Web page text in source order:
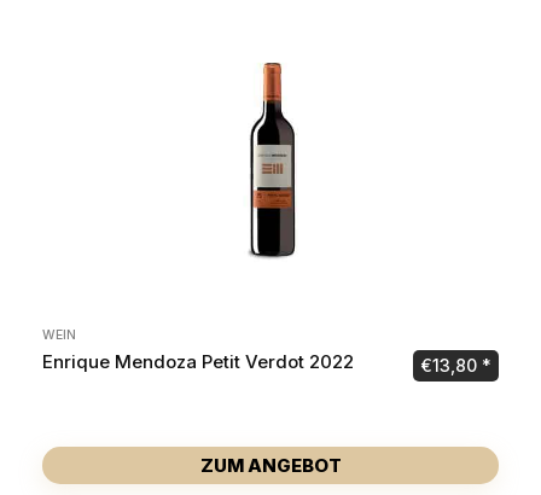
WEIN
Enrique Mendoza Petit Verdot 2022 €13,80
ZUM ANGEBOT